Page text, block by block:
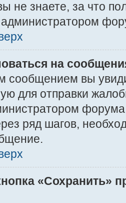
не знаете, за что
администратором
на
сообщением вы
для отправки
ряд шагов,
«Сохранить»